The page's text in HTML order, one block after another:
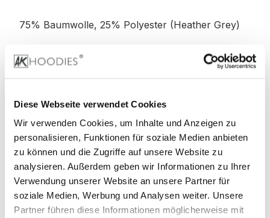
Diese Webseite verwendet Cookies
Wir verwenden Cookies, um Inhalte und Anzeigen zu
personalisieren, Funktionen für soziale Medien anbieten
zu können und die Zugriffe auf unsere Website zu
analysieren. Außerdem geben wir Informationen zu Ihrer
Verwendung unserer Website an unsere Partner für
soziale Medien, Werbung und Analysen weiter. Unsere
Partner führen diese Informationen möglicherweise mit
75% Baumwolle, 25% Polyester (Heather Grey)
52% Baumwolle, 48% Polyester (Charcoal)
Heather)
Stoffgewicht : 280 g/m²
Zertifizierungen: